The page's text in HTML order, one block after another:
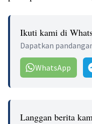
Ikuti kami di
Dapatkan
WhatsApp
Langgan berita